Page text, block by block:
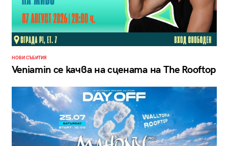
НОВИ СЪБИТИЯ
Veniamin се качва на сцената на The Rooftop